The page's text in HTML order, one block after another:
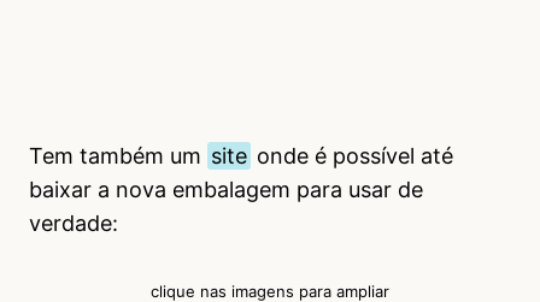
Tem também um site onde é possível até
baixar a nova embalagem para usar de
verdade:
clique nas imagens para ampliar